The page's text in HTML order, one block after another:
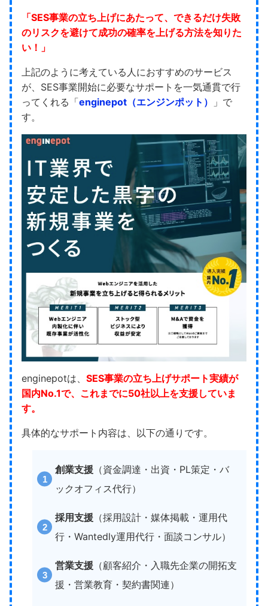
「SES事業の立ち上げにあたって、できるだけ失敗
のリスクを避けて成功の確率を上げる方法を知りた
い！ 」
上記のように考えている人におすすめのサービス
が、SES事業開始に必要なサポートを一気通貫で行
ってくれる「enginepot（エンジンポット）
」で
す。
enginepotは、 SES事業の立ち上げサポート実績が
国内No.1で、これまでに50社以上を支援していま
す。
具体的なサポート内容は、以下の通りです。
創業支援 （資金調達・出資・PL策定・バ
ックオフィス代行）
採用支援 （採用設計・媒体掲載・運用代
行・Wantedly運用代行・面談コンサル）
営業支援 （顧客紹介・入職先企業の開拓支
援・営業教育・契約書関連）